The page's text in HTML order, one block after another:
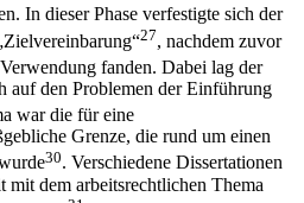
In dieser Phase verfestigte sich der
27, nachdem zuvor
Verwendung fanden. Dabei lag der
auf den Problemen der Einführung
war die für eine
Grenze, die rund um einen
30. Verschiedene Dissertationen
mit dem arbeitsrechtlichen Thema